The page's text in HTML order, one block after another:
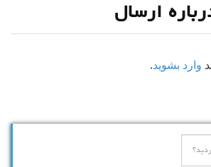
ارسال
وارد بشوید.